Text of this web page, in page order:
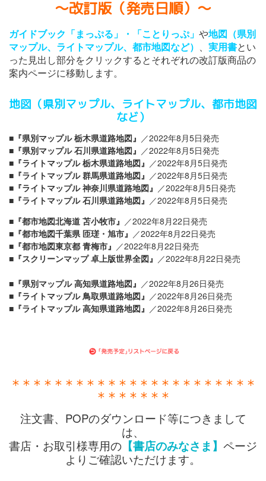
〜改訂版（発売日順）〜
ガイドブック「まっぷる」・「ことりっぷ」 や地図（県別
マップル、ライトマップル、都市地図など） 、 実用書とい
った見出し部分をクリックするとそれぞれの改訂版商品の
案内ページに移動します。
地図（県別マップル、ライトマップル、都市地図
など）
■『県別マップル 栃木県道路地図』 ／2022年8月5日発売
■『県別マップル 石川県道路地図』 ／2022年8月5日発売
■『ライトマップル 栃木県道路地図』 ／2022年8月5日発売
■『ライトマップル 群馬県道路地図』 ／2022年8月5日発売
■『ライトマップル 神奈川県道路地図』 ／2022年8月5日発売
■『ライトマップル 石川県道路地図』 ／2022年8月5日発売
■『都市地図北海道 苫小牧市』 ／2022年8月22日発売
■『都市地図千葉県 匝瑳・旭市』 ／2022年8月22日発売
■『都市地図東京都 青梅市』 ／2022年8月22日発売
■『スクリーンマップ 卓上版世界全図』 ／2022年8月22日発売
■『県別マップル 高知県道路地図』 ／2022年8月26日発売
■『ライトマップル 鳥取県道路地図』 ／2022年8月26日発売
■『ライトマップル 高知県道路地図』 ／2022年8月26日発売
＊＊＊＊＊＊＊＊＊＊＊＊＊＊＊＊＊＊＊＊＊＊＊
＊＊＊＊＊＊＊
注文書、POPのダウンロード等につきまして
は、
書店・お取引様専用の 【書店のみなさま】 ページ
よりご確認いただけます。